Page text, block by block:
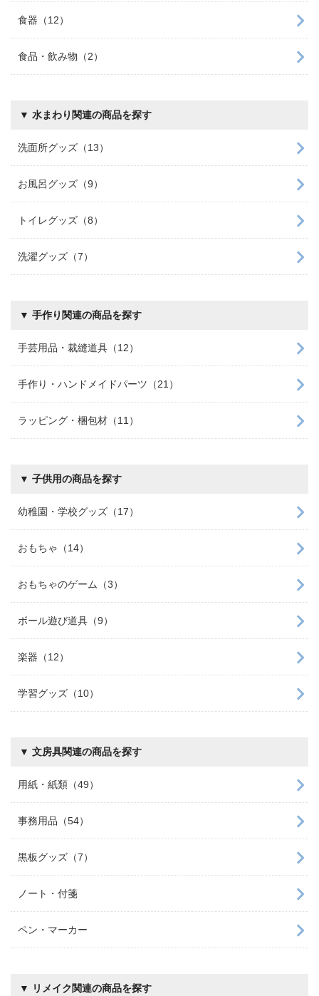
食器（12）
食品・飲み物（2）
▼ 水まわり関連の商品を探す
洗面所グッズ（13）
お風呂グッズ（9）
トイレグッズ（8）
洗濯グッズ（7）
▼ 手作り関連の商品を探す
手芸用品・裁縫道具（12）
手作り・ハンドメイドパーツ（21）
ラッピング・梱包材（11）
▼ 子供用の商品を探す
幼稚園・学校グッズ（17）
おもちゃ（14）
おもちゃのゲーム（3）
ボール遊び道具（9）
楽器（12）
学習グッズ（10）
▼ 文房具関連の商品を探す
用紙・紙類（49）
事務用品（54）
黒板グッズ（7）
ノート・付箋
ペン・マーカー
▼ リメイク関連の商品を探す